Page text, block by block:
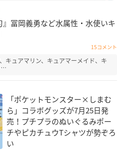
冨岡義勇など水属性・水使いキ
15コメント
キュアマリン、キュアマーメイド、キ
…
「ポケットモンスター×しまむ
ら」コラボグッズが7月25日発
売！プチプラのぬいぐるみポー
チやピカチュウTシャツが勢ぞろ
い